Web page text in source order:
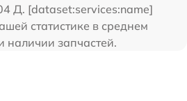
Д. [dataset:services:name]
статистике в среднем
наличии запчастей.